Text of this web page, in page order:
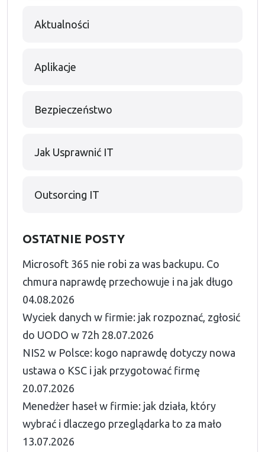
Aktualności
Aplikacje
Bezpieczeństwo
Jak Usprawnić IT
Outsorcing IT
OSTATNIE POSTY
Microsoft 365 nie robi za was backupu. Co
chmura naprawdę przechowuje i na jak długo
04.08.2026
Wyciek danych w firmie: jak rozpoznać, zgłosić
do UODO w 72h 28.07.2026
NIS2 w Polsce: kogo naprawdę dotyczy nowa
ustawa o KSC i jak przygotować firmę
20.07.2026
Menedżer haseł w firmie: jak działa, który
wybrać i dlaczego przeglądarka to za mało
13.07.2026